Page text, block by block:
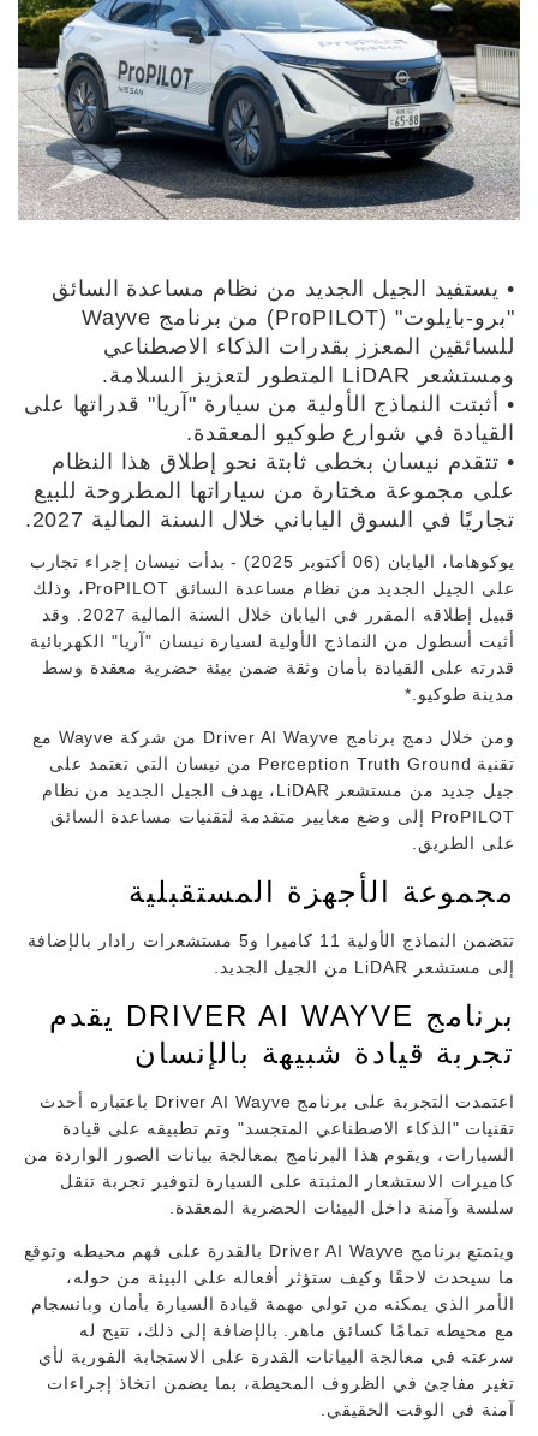
• يستفيد الجيل الجديد من نظام مساعدة السائق
"برو-بايلوت" (ProPILOT) من برنامج Wayve
للسائقين المعزز بقدرات الذكاء الاصطناعي
ومستشعر LiDAR المتطور لتعزيز السلامة.
• أثبتت النماذج الأولية من سيارة "آريا" قدراتها على
القيادة في شوارع طوكيو المعقدة.
• تتقدم نيسان بخطى ثابتة نحو إطلاق هذا النظام
على مجموعة مختارة من سياراتها المطروحة للبيع
تجاريًا في السوق الياباني خلال السنة المالية 2027.
يوكوهاما، اليابان (06 أكتوبر 2025) - بدأت نيسان إجراء تجارب
على الجيل الجديد من نظام مساعدة السائق ProPILOT، وذلك
قبيل إطلاقه المقرر في اليابان خلال السنة المالية 2027. وقد
أثبت أسطول من النماذج الأولية لسيارة نيسان "آريا" الكهربائية
قدرته على القيادة بأمان وثقة ضمن بيئة حضرية معقدة وسط
مدينة طوكيو.*
ومن خلال دمج برنامج Driver AI Wayve من شركة Wayve مع
تقنية Perception Truth Ground من نيسان التي تعتمد على
جيل جديد من مستشعر LiDAR، يهدف الجيل الجديد من نظام
ProPILOT إلى وضع معايير متقدمة لتقنيات مساعدة السائق
على الطريق.
مجموعة الأجهزة المستقبلية
تتضمن النماذج الأولية 11 كاميرا و5 مستشعرات رادار بالإضافة
إلى مستشعر LiDAR من الجيل الجديد.
برنامج DRIVER AI WAYVE يقدم
تجربة قيادة شبيهة بالإنسان
اعتمدت التجربة على برنامج Driver AI Wayve باعتباره أحدث
تقنيات "الذكاء الاصطناعي المتجسد" وتم تطبيقه على قيادة
السيارات، ويقوم هذا البرنامج بمعالجة بيانات الصور الواردة من
كاميرات الاستشعار المثبتة على السيارة لتوفير تجربة تنقل
سلسة وآمنة داخل البيئات الحضرية المعقدة.
ويتمتع برنامج Driver AI Wayve بالقدرة على فهم محيطه وتوقع
ما سيحدث لاحقًا وكيف ستؤثر أفعاله على البيئة من حوله،
الأمر الذي يمكنه من تولي مهمة قيادة السيارة بأمان وبانسجام
مع محيطه تمامًا كسائق ماهر. بالإضافة إلى ذلك، تتيح له
سرعته في معالجة البيانات القدرة على الاستجابة الفورية لأي
تغير مفاجئ في الظروف المحيطة، بما يضمن اتخاذ إجراءات
آمنة في الوقت الحقيقي.